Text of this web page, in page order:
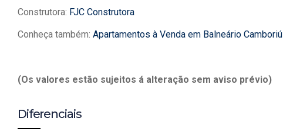
Construtora: FJC Construtora
Conheça também: Apartamentos à Venda em Balneário Camboriú
(Os valores estão sujeitos á alteração sem aviso prévio)
Diferenciais